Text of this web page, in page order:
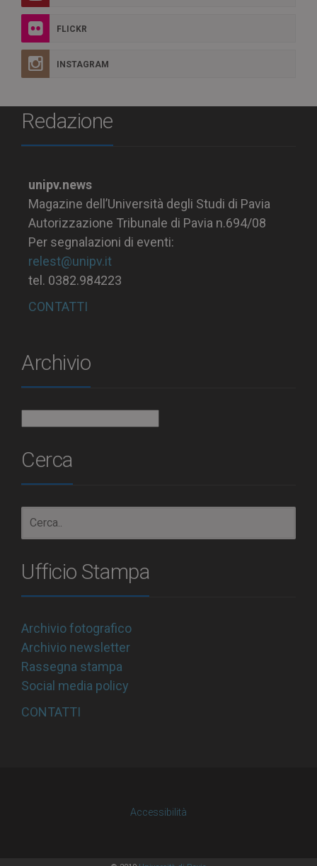
FLICKR
INSTAGRAM
Redazione
unipv.news
Magazine dell’Università degli Studi di Pavia
Autorizzazione Tribunale di Pavia n.694/08
Per segnalazioni di eventi:
relest@unipv.it
tel. 0382.984223
CONTATTI
Archivio
Cerca
Ufficio Stampa
Archivio fotografico
Archivio newsletter
Rassegna stampa
Social media policy
CONTATTI
Accessibilità